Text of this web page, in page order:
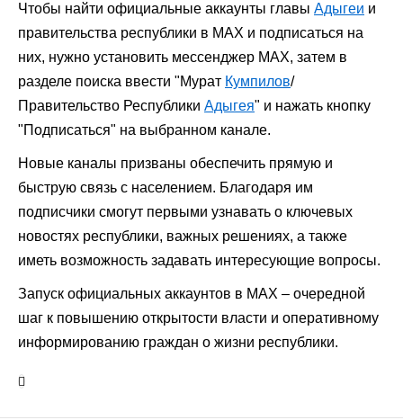
Чтобы найти официальные аккаунты главы Адыгеи и
правительства республики в МАХ и подписаться на
них, нужно установить мессенджер МАХ, затем в
разделе поиска ввести "Мурат Кумпилов/
Правительство Республики Адыгея" и нажать кнопку
"Подписаться" на выбранном канале.
Новые каналы призваны обеспечить прямую и
быструю связь с населением. Благодаря им
подписчики смогут первыми узнавать о ключевых
новостях республики, важных решениях, а также
иметь возможность задавать интересующие вопросы.
Запуск официальных аккаунтов в МАХ – очередной
шаг к повышению открытости власти и оперативному
информированию граждан о жизни республики.